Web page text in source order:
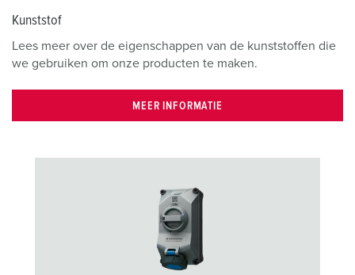
Kunststof
Lees meer over de eigenschappen van de kunststoffen die
we gebruiken om onze producten te maken.
MEER INFORMATIE